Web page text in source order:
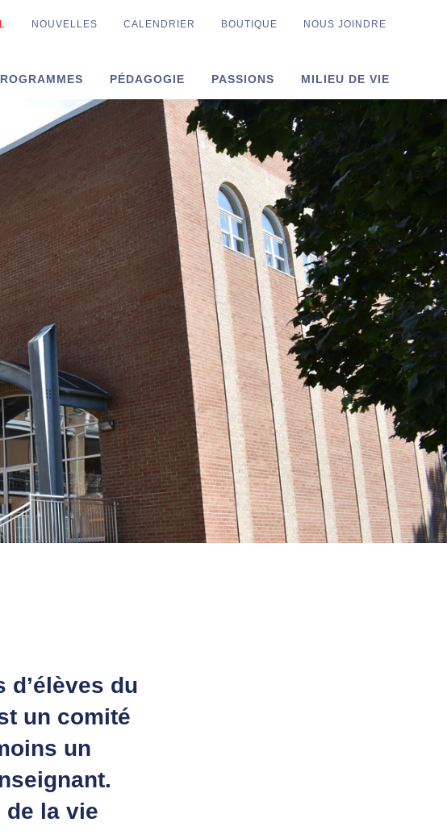
NOUVELLES CALENDRIER BOUTIQUE NOUS JOINDRE
PÉDAGOGIE PASSIONS MILIEU DE VIE
du
un comité
un
de la vie